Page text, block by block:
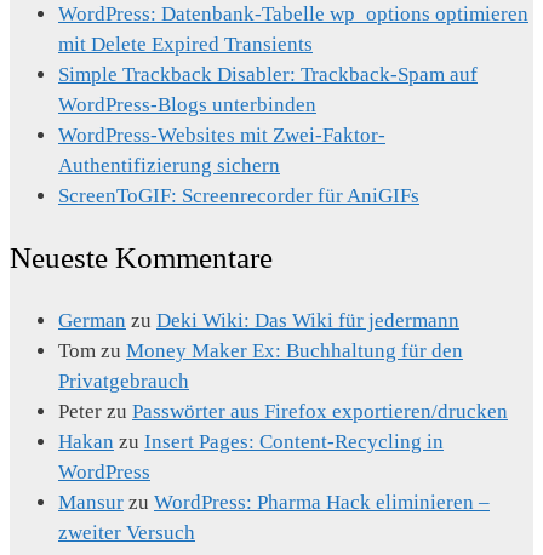
WordPress: Datenbank-Tabelle wp_options optimieren
mit Delete Expired Transients
Simple Trackback Disabler: Trackback-Spam auf
WordPress-Blogs unterbinden
WordPress-Websites mit Zwei-Faktor-
Authentifizierung sichern
ScreenToGIF: Screenrecorder für AniGIFs
Neueste Kommentare
German zu Deki Wiki: Das Wiki für jedermann
Tom zu Money Maker Ex: Buchhaltung für den
Privatgebrauch
Peter zu Passwörter aus Firefox exportieren/drucken
Hakan zu Insert Pages: Content-Recycling in
WordPress
Mansur zu WordPress: Pharma Hack eliminieren –
zweiter Versuch